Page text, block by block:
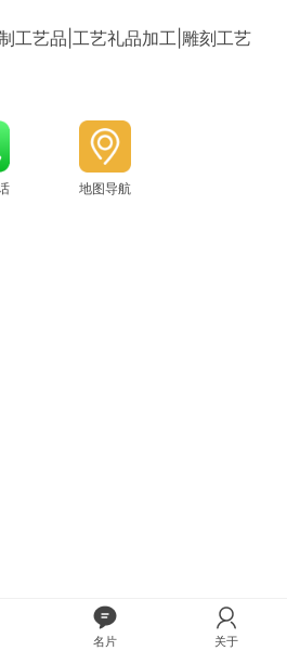
工艺品|工艺礼品加工|雕刻工艺
地图导航
名片 关于